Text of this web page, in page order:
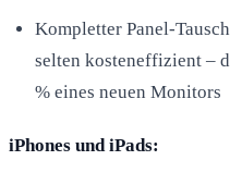
Kompletter Panel-
selten kosteneffizient –
% eines neuen Monitors
iPhones und iPads: